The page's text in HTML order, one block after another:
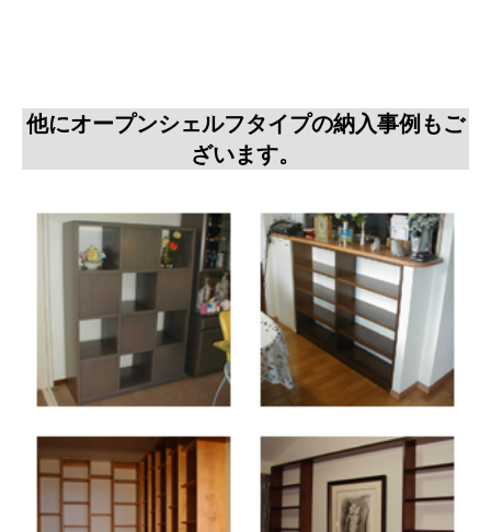
他にオープンシェルフタイプの納入事例もご
ざいます。